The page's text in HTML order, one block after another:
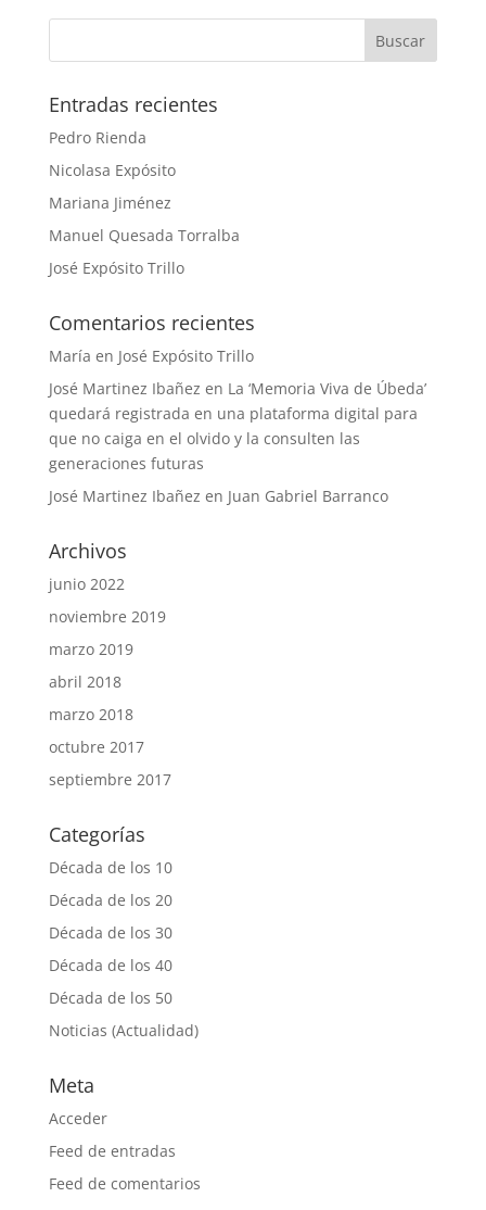
Entradas recientes
Pedro Rienda
Nicolasa Expósito
Mariana Jiménez
Manuel Quesada Torralba
José Expósito Trillo
Comentarios recientes
María en José Expósito Trillo
José Martinez Ibañez en La ‘Memoria Viva de Úbeda’
quedará registrada en una plataforma digital para
que no caiga en el olvido y la consulten las
generaciones futuras
José Martinez Ibañez en Juan Gabriel Barranco
Archivos
junio 2022
noviembre 2019
marzo 2019
abril 2018
marzo 2018
octubre 2017
septiembre 2017
Categorías
Década de los 10
Década de los 20
Década de los 30
Década de los 40
Década de los 50
Noticias (Actualidad)
Meta
Acceder
Feed de entradas
Feed de comentarios